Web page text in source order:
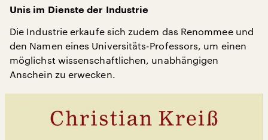
Unis im Dienste der Industrie
Die Industrie erkaufe sich zudem das Renommee und
den Namen eines Universitäts-Professors, um einen
möglichst wissenschaftlichen, unabhängigen
Anschein zu erwecken.